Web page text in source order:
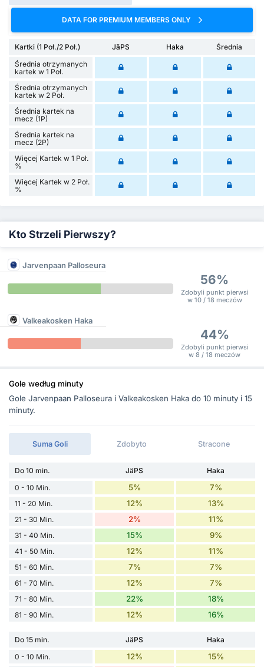
DATA FOR PREMIUM MEMBERS ONLY
Kartki (1 Poł./2 Poł.) JäPS Haka
Średnia
Średnia otrzymanych
kartek w 1 Poł.
Średnia otrzymanych
kartek w 2 Poł.
Średnia kartek na
mecz (1P)
Średnia kartek na
mecz (2P)
Więcej Kartek w 1 Poł.
%
Więcej Kartek w 2 Poł.
%
Kto Strzeli Pierwszy?
Jarvenpaan Palloseura
56%
Zdobyli punkt pierwsi
w 10 / 18 meczów
Valkeakosken Haka
44%
Zdobyli punkt pierwsi
w 8 / 18 meczów
Gole według minuty
Gole Jarvenpaan Palloseura i Valkeakosken Haka do 10 minuty i 15
minuty.
Suma Goli Zdobyto Stracone
Do 10 min. JäPS
Haka
0 - 10 Min.
5% 7%
11 - 20 Min. 12% 13%
21 - 30 Min. 2% 11%
31 - 40 Min. 15% 9%
41 - 50 Min. 12% 11%
51 - 60 Min. 7% 7%
61 - 70 Min. 12% 7%
71 - 80 Min. 22% 18%
81 - 90 Min. 12% 16%
Do 15 min. JäPS
Haka
0 - 10 Min.
12% 15%